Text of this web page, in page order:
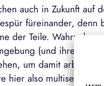
auch in Zukunft auf
füreinander, denn
der Teile.
(und ihren
um damit arbeiten
hier also